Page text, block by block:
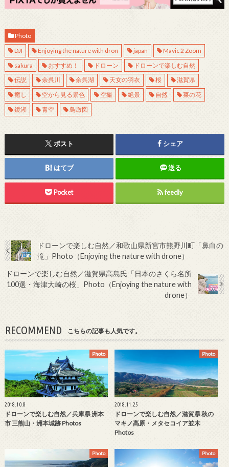
Photo
DJI
Enjoying the nature with dron japan
Mavic 2 Zoom
sakura
おすすめ！ ドローン
ドローンで楽しむ自然
伝説
余呉川 余呉湖 天女の羽衣 桜
滋賀県
癒し
空から見る景色 空撮 絶景 自然
菜の花
鏡湖
青空 鳥瞰図
ポスト シェア
はてブ 送る
Pocket feedly
ドローンで楽しむ自然／和歌山県新宮市熊野川町「鼻白の
滝」Photo（Enjoying the nature with drone）
ドローンで楽しむ自然／滋賀県高島氏「日本のさくら名所
100選・海津大崎の桜」Photo（Enjoying the nature with
drone）
RECOMMEND こちらの記事も人気です。
Photo
2018.10.8
ドローンで楽しむ自然／兵庫県 洲本
市 三熊山・洲本城跡 Photos
Photo
2018.11.25
ドローンで楽しむ自然／滋賀県 秋の
マキノ高原・メタセコイア並木
Photos
Photo Photo